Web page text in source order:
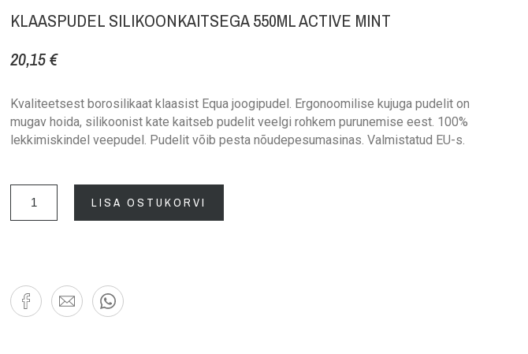
KLAASPUDEL SILIKOONKAITSEGA 550ML ACTIVE MINT
20,15 €
Kvaliteetsest borosilikaat klaasist Equa joogipudel. Ergonoomilise kujuga pudelit on
mugav hoida, silikoonist kate kaitseb pudelit veelgi rohkem purunemise eest. 100%
lekkimiskindel veepudel. Pudelit võib pesta nõudepesumasinas. Valmistatud EU-s.
LISA OSTUKORVI